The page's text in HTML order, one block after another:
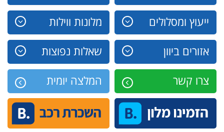
ייעוץ ומסלולים מלונות ווילות
אזורים ביוון שאלות נפוצות
צרו קשר המלצה יומית